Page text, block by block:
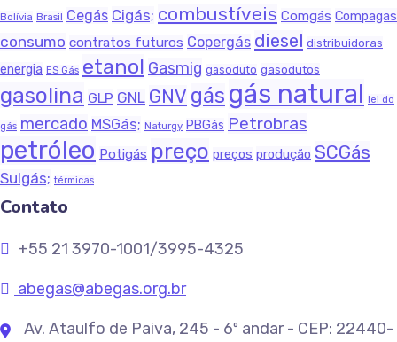
Bolívia Brasil Cegás Cigás; combustíveis Comgás Compagas
consumo contratos futuros Copergás diesel distribuidoras
energia ES Gás etanol Gasmig gasoduto gasodutos
gasolina GLP GNL GNV gás gás natural lei do
gás mercado MSGás; Naturgy PBGás Petrobras
petróleo Potigás preço preços produção SCGás
Sulgás; térmicas
Contato
+55 21 3970-1001/3995-4325
abegas@abegas.org.br
Av. Ataulfo de Paiva, 245 - 6º andar - CEP: 22440-